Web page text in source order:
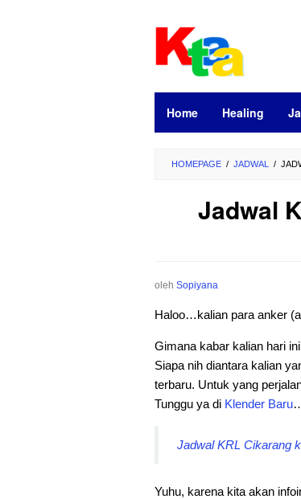
Home Healing
HOMEPAGE / JADWAL /
Jadwal
oleh Sopiyana
Haloo…kalian para anker
Gimana kabar kalian hari
Siapa nih diantara kalian
terbaru. Untuk yang
Tunggu ya di Klender Baru
Jadwal KRL Cikarang
Yuhu, karena kita akan